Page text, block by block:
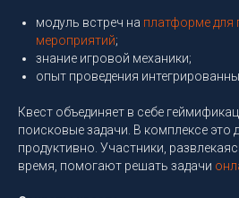
модуль встреч на платформе для
мероприятий;
знание игровой механики;
опыт проведения
Квест объединяет в себе
поисковые задачи. В комплексе это
продуктивно. Участники,
время, помогают решать задачи